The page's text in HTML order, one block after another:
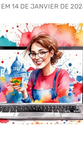
EM 14 DE JANVIER DE